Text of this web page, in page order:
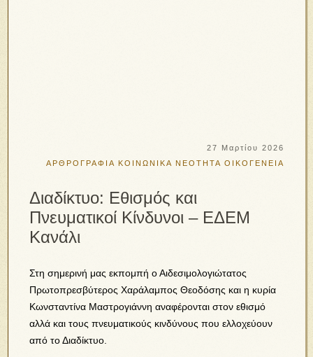
27 Μαρτίου 2026
ΑΡΘΡΟΓΡΑΦΙΑ ΚΟΙΝΩΝΙΚΑ ΝΕΟΤΗΤΑ ΟΙΚΟΓΕΝΕΙΑ
Διαδίκτυο: Εθισμός και
Πνευματικοί Κίνδυνοι – ΕΔΕΜ
Κανάλι
Στη σημερινή μας εκπομπή ο Αιδεσιμολογιώτατος
Πρωτοπρεσβύτερος Χαράλαμπος Θεοδόσης και η κυρία
Κωνσταντίνα Μαστρογιάννη αναφέρονται στον εθισμό
αλλά και τους πνευματικούς κινδύνους που ελλοχεύουν
από το Διαδίκτυο.